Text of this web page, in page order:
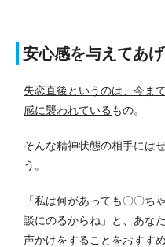
安心感を与えてあ
失恋直後というのは、今ま
感に襲われている もの。
そんな精神状態の相手には
う。
「私は何があっても〇〇ち
談にのるからね」と、あな
声かけをすることをおすすめ